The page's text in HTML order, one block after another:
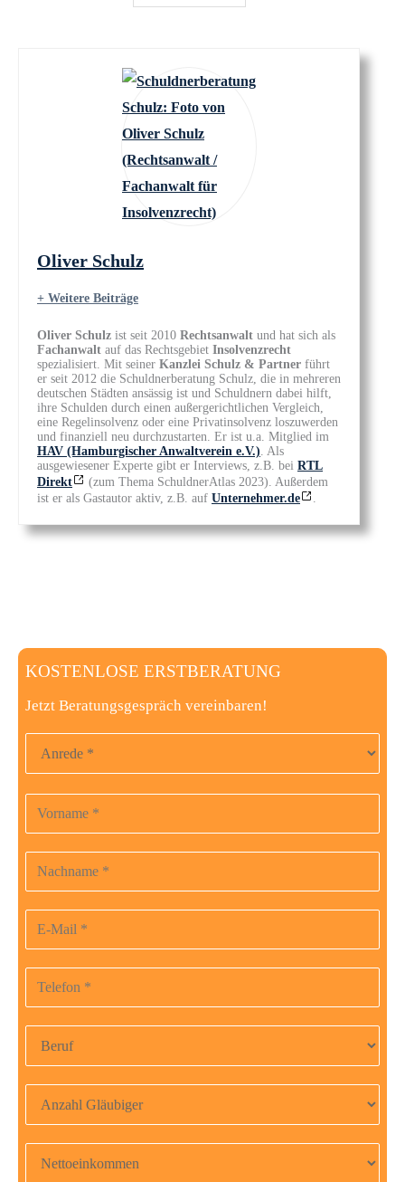
Oliver Schulz
+ Weitere Beiträge
Oliver Schulz ist seit 2010 Rechtsanwalt und hat sich als
Fachanwalt auf das Rechtsgebiet Insolvenzrecht
spezialisiert. Mit seiner Kanzlei Schulz & Partner führt
er seit 2012 die Schuldnerberatung Schulz, die in mehreren
deutschen Städten ansässig ist und Schuldnern dabei hilft,
ihre Schulden durch einen außergerichtlichen Vergleich,
eine Regelinsolvenz oder eine Privatinsolvenz loszuwerden
und finanziell neu durchzustarten. Er ist u.a. Mitglied im
HAV (Hamburgischer Anwaltverein e.V.) . Als
ausgewiesener Experte gibt er Interviews, z.B. bei RTL
Direkt
(zum Thema SchuldnerAtlas 2023). Außerdem
ist er als Gastautor aktiv, z.B. auf Unternehmer.de
KOSTENLOSE ERSTBERATUNG
Jetzt Beratungsgespräch vereinbaren!
Anrede
Bitte
lasse
dieses
Feld
Vorname
Nachname
E-Mail-Adresse
Telefonnummer
Beruf
Anzahl Gläubiger
Nettoeinkommen